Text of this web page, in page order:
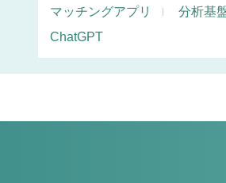
マッチングアプリ
分析基
ChatGPT